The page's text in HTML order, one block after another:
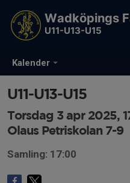
Kalender
Wadköpings
U11-U13-U15
U11-U13-U15
Torsdag 3 apr 2025,
Olaus Petriskolan 7-9
Samling: 17:00